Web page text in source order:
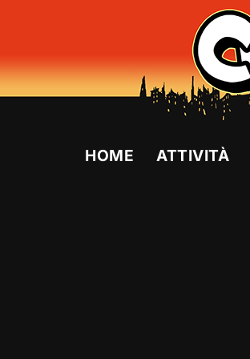
al
HOME ATTIVITÀ